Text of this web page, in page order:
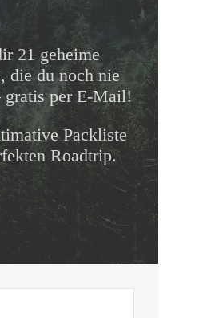
21 geheime
die du noch nie
gratis per E-Mail!
Packliste
Roadtrip.